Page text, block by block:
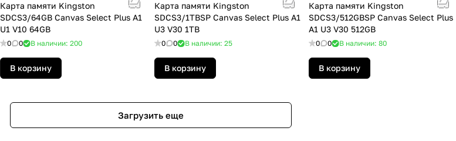
Карта памяти Kingston
SDCS3/64GB Canvas Select Plus A1
U1 V10 64GB
0 0 В наличии: 200
В корзину
Карта памяти Kingston
SDCS3/1TBSP Canvas Select Plus A1
U3 V30 1TB
0 0 В наличии: 25
В корзину
Карта памяти Kingston
SDCS3/512GBSP Canvas Select Plus
A1 U3 V30 512GB
0 0 В наличии: 80
В корзину
Загрузить еще